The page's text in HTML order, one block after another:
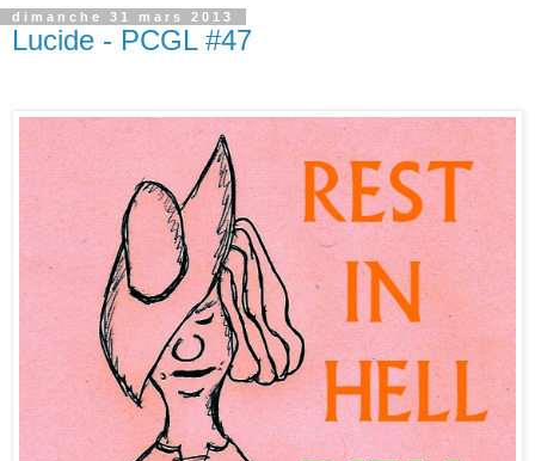
dimanche 31 mars 2013
Lucide - PCGL #47